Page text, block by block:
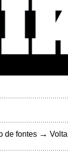
de fontes →